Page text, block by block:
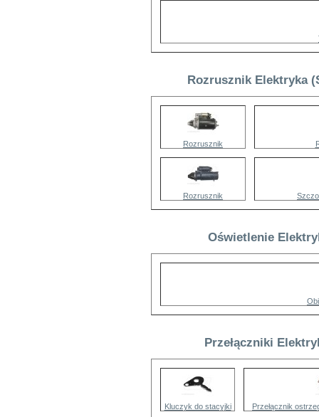
Rozrusznik Elektryka
Rozrusznik
Rozrusznik
Oświetlenie
Przełączniki
Kluczyk do stacyjki Przełącznik